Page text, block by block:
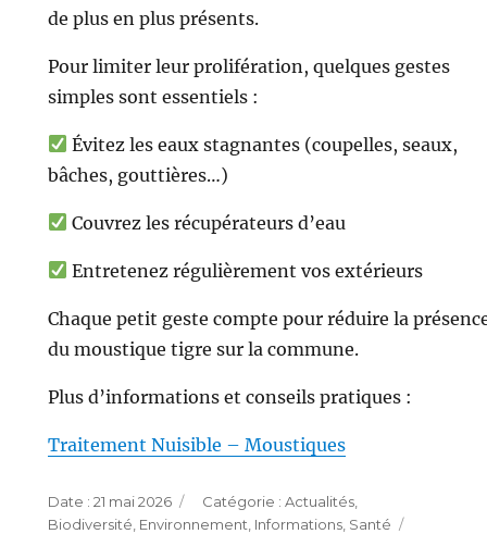
de plus en plus présents.
Pour limiter leur prolifération, quelques gestes
simples sont essentiels :
Évitez les eaux stagnantes (coupelles, seaux,
bâches, gouttières…)
Couvrez les récupérateurs d’eau
Entretenez régulièrement vos extérieurs
Chaque petit geste compte pour réduire la
du moustique tigre sur la commune.
Plus d’informations et conseils pratiques :
Traitement Nuisible – Moustiques
Publié
le
21 mai 2026 Catégories
Actualités,
Biodiversité Environnement Informations, Santé